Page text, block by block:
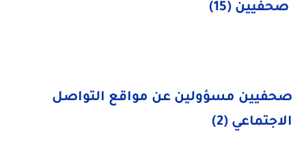
صحفيين (15)
صحفيين مسؤولين عن مواقع التواصل
الاجتماعي (2)